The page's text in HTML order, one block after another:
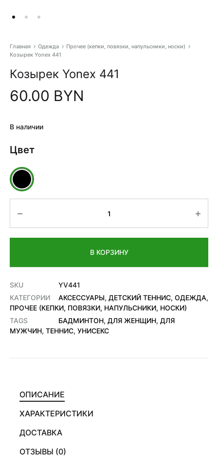
Главная Одежда
Прочее (кепки, повязки, напульсники, носки)
Козырек Yonex 441
Козырек Yonex 441
60.00 BYN
В наличии
Цвет
В КОРЗИНУ
SKU
YV441
КАТЕГОРИИ
АКСЕССУАРЫ, ДЕТСКИЙ ТЕННИС, ОДЕЖДА,
ПРОЧЕЕ (КЕПКИ, ПОВЯЗКИ, НАПУЛЬСНИКИ, НОСКИ)
TAGS
БАДМИНТОН, ДЛЯ ЖЕНЩИН, ДЛЯ
МУЖЧИН, ТЕННИС, УНИСЕКС
ОПИСАНИЕ
ХАРАКТЕРИСТИКИ
ДОСТАВКА
ОТЗЫВЫ (0)